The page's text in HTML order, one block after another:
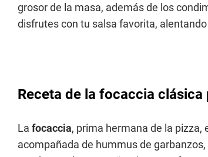
grosor de la masa, además de los
disfrutes con tu salsa favorita, alentando
Receta de la focaccia
La focaccia, prima hermana de la pizza,
acompañada de hummus de